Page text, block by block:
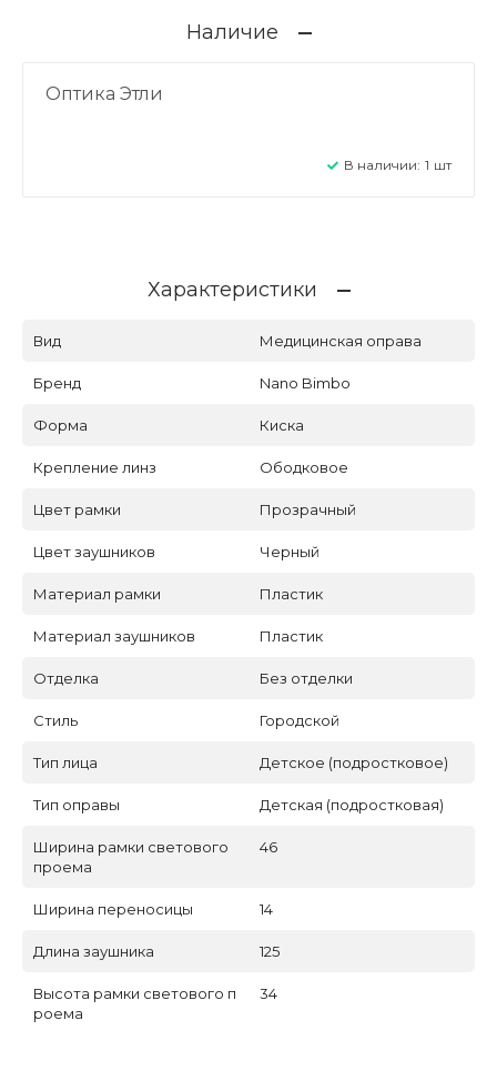
Наличие
Оптика Этли
В наличии: 1 шт
Характеристики
Вид Медицинская оправа
Бренд Nano Bimbo
Форма Киска
Крепление линз Ободковое
Цвет рамки Прозрачный
Цвет заушников Черный
Материал рамки Пластик
Материал заушников Пластик
Отделка Без отделки
Стиль Городской
Тип лица Детское (подростковое)
Тип оправы Детская (подростковая)
Ширина рамки светового
проема
46
Ширина переносицы 14
Длина заушника 125
Высота рамки светового п
роема
34